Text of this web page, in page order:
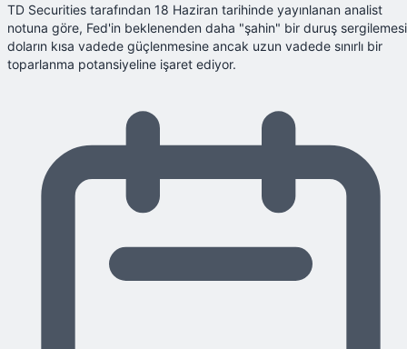
TD Securities tarafından 18 Haziran tarihinde yayınlanan analist
notuna göre, Fed'in beklenenden daha "şahin" bir duruş
doların kısa vadede güçlenmesine ancak uzun vadede sınırlı bir
toparlanma potansiyeline işaret ediyor.